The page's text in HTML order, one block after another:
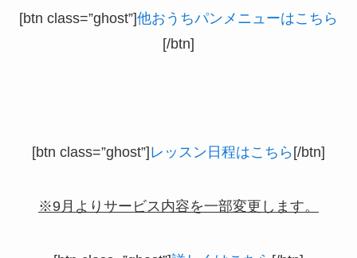
[btn class=”ghost”]他おうちパンメニューはこちら
[/btn]
[btn class=”ghost”] レッスン日程はこちら [/btn]
※9月よりサービス内容を一部変更します。